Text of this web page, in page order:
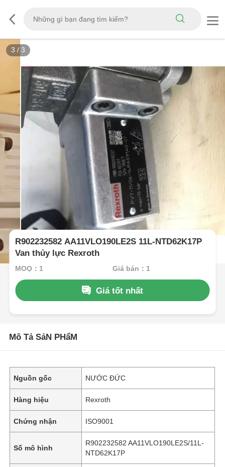
3 / 3
R902232582 AA11VLO190LE2S 11L-NTD62K17P
Van thủy lực Rexroth
MOQ：1 Giá bán：1
Giá tốt nhất
Mô Tả SảN PHẩM
Nguồn gốc NƯỚC ĐỨC
Hàng hiệu Rexroth
Chứng nhận ISO9001
Số mô hình
R902232582 AA11VLO190LE2S/11L-
NTD62K17P